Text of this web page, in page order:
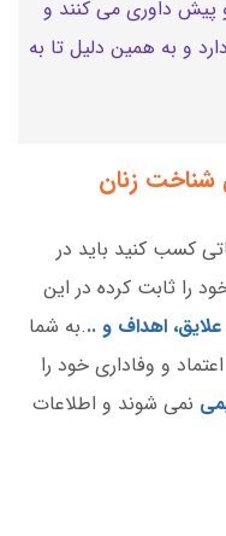
پیش داوری می کنند و
و به همین دلیل تا به
شناخت زنان
کسب کنید باید در
را ثابت کرده در این
اهداف و ...به شما
و وفاداری خود را
نمی شوند و اطلاعات